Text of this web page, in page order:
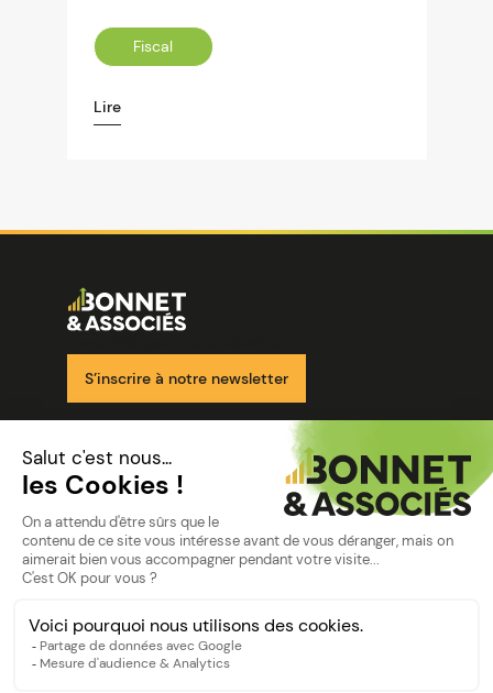
Fiscal
Lire
Image
S’inscrire à notre newsletter
Nos solutions
Nos cabinets
Mon espace client
Politique de confidentialité
©Bonnet2023